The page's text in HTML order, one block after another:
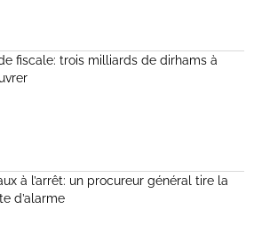
fiscale: trois milliards de dirhams à
à l’arrêt: un procureur général tire la
d’alarme